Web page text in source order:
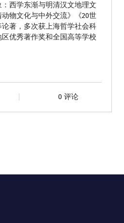
西学东渐与明清汉文地理文
物文化与中外交流》《20世
著，多次获上海哲学社会科
优秀著作奖和全国高等学校
0 评论